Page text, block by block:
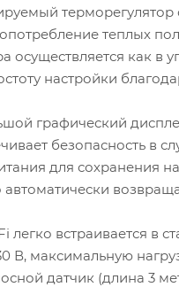
теплых
осуществляется как
настройки
графический
безопасность в
для сохранения
автоматически
легко встраивается в
В, максимальную
датчик (длина 3